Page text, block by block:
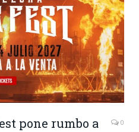
pone rumbo a
0